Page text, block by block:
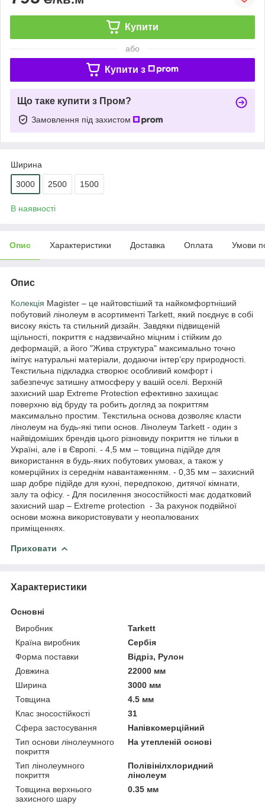
Купити
або
Купити з
Що таке купити з Пром?
Замовлення під захистом
Ширина
3000 2500 1500
В наявності
Опис Характеристики Доставка Оплата Умови
Опис
Колекція Magister – це найтовстіший та найкомфортніший
побутовий лінолеум в асортименті Tarkett, який поєднує в собі
високу якість та стильний дизайн. Завдяки підвищеній
щільності, покриття є надзвичайно міцним і стійким до
деформацій, а його "Жива структура" максимально точно
імітує натуральні матеріали, додаючи інтер’єру природності.
Текстильна підкладка створює особливий комфорт і
забезпечує затишну атмосферу у вашій оселі. Верхній
захисний шар Extreme Protection ефективно захищає
поверхню від бруду та робить догляд за покриттям
максимально простим. Текстильна основа дозволяє класти
лінолеум на будь-які типи основ. Лінолеум Tarkett - один з
найвідоміших брендів цього різновиду покриття не тільки в
Україні, але і в Європі. - 4,5 мм – товщина підійде для
використання в будь-яких побутових умовах, а також у
комерційних із середнім навантаженням. - 0,35 мм – захисний
шар добре підійде для кухні, передпокою, дитячої кімнати,
залу та офісу. - Для посилення зносостійкості має додатковий
захисний шар – Extreme protection - За рахунок подвійної
основи можна використовувати у неопалюваних
приміщеннях.
Приховати
Характеристики
Основні
Виробник
Tarkett
Країна виробник
Сербія
Форма поставки
Відріз, Рулон
Довжина
22000 мм
Ширина
3000 мм
Товщина
4.5 мм
Клас зносостійкості
31
Сфера застосування
Напівкомерційний
Тип основи лінолеумного
покриття
На утепленій основі
Тип лінолеумного
покриття
Полівінілхлоридний
лінолеум
Товщина верхнього
захисного шару
0.35 мм